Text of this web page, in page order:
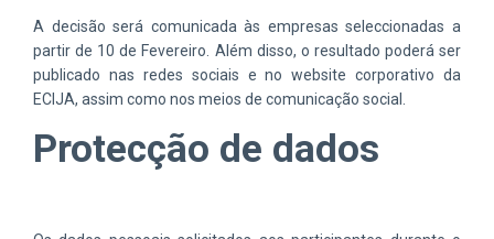
A decisão será comunicada às empresas seleccionadas a
partir de 10 de Fevereiro. Além disso, o resultado poderá ser
publicado nas redes sociais e no website corporativo da
ECIJA, assim como nos meios de comunicação social.
Protecção de dados